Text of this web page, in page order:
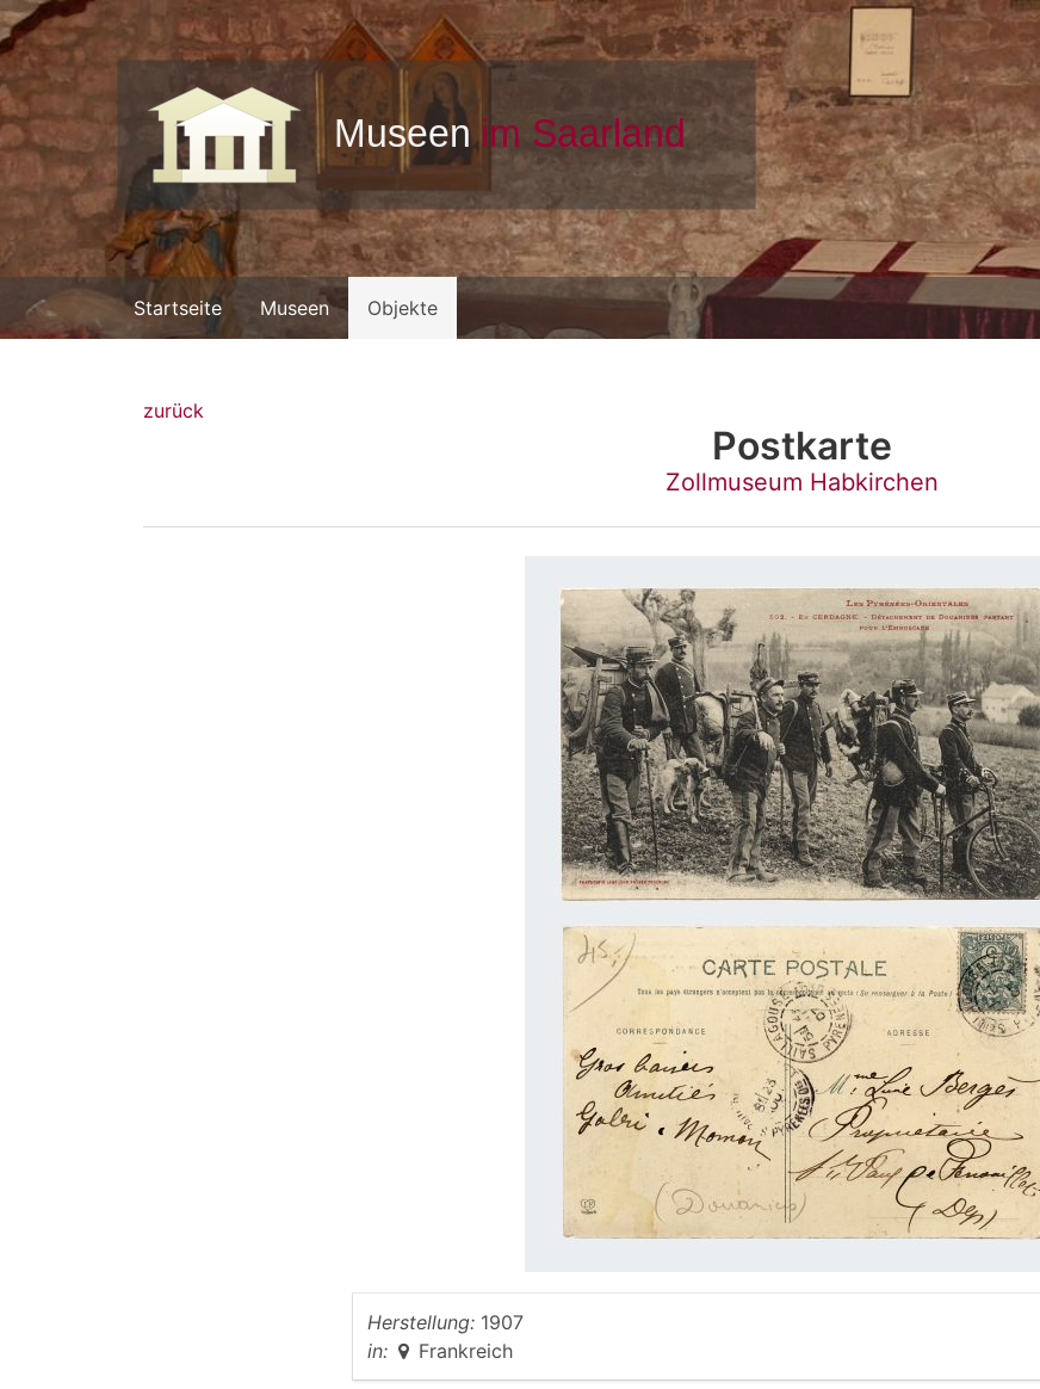
Startseite Museen Objekte
zurück
Postkarte
Zollmuseum Habkirchen
Herstellung: 1907
in:
Frankreich